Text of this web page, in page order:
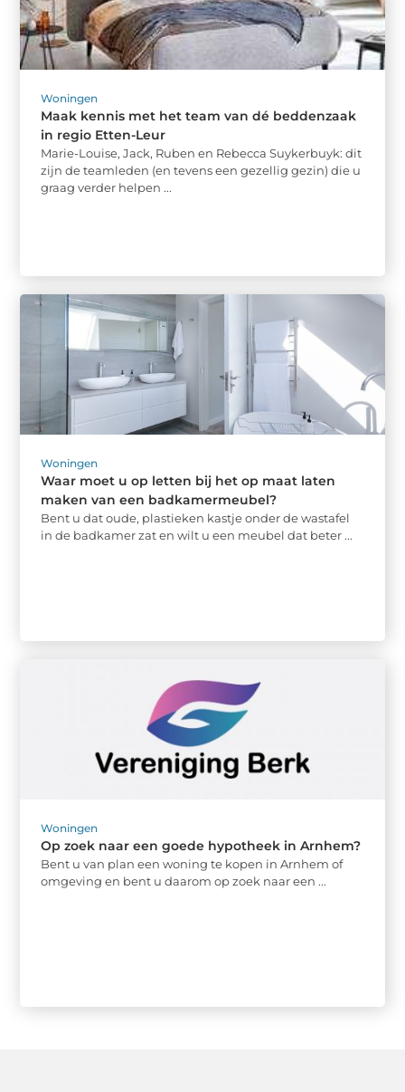
Woningen
Maak kennis met het team van dé beddenzaak
in regio Etten-Leur
Marie-Louise, Jack, Ruben en Rebecca Suykerbuyk: dit
zijn de teamleden (en tevens een gezellig gezin) die u
graag verder helpen ...
Woningen
Waar moet u op letten bij het op maat laten
maken van een badkamermeubel?
Bent u dat oude, plastieken kastje onder de wastafel
in de badkamer zat en wilt u een meubel dat beter ...
Woningen
Op zoek naar een goede hypotheek in Arnhem?
Bent u van plan een woning te kopen in Arnhem of
omgeving en bent u daarom op zoek naar een ...